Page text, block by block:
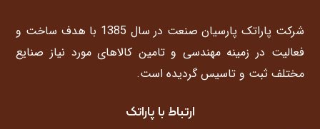
شرکت پاراتک پارسیان صنعت در سال 1385 با هدف ساخت و
فعالیت در زمینه مهندسی و تامین کالاهای مورد نیاز صنایع
مختلف ثبت و تاسیس گردیده است.
ارتباط با پاراتک